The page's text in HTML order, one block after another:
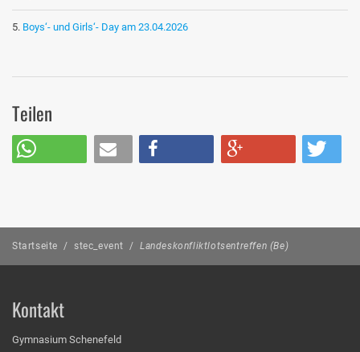
Boys‘- und Girls‘- Day am 23.04.2026
Teilen
Startseite / stec_event / Landeskonfliktlotsentreffen (Be)
Kontakt
Gymnasium Schenefeld